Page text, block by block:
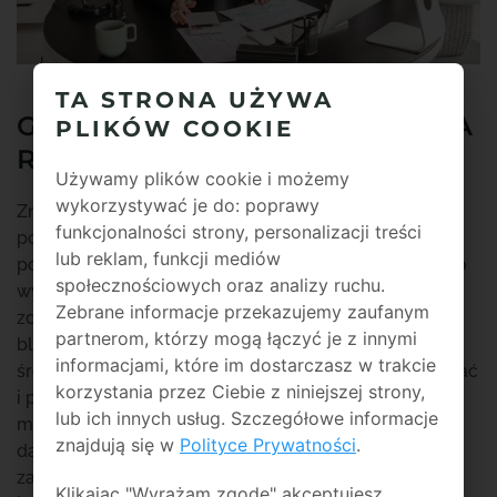
GDZIE POSZUKIWAĆ BIURA
RACHUNKOWEGO?
Znalezienie odpowiedniegobiura księgowego
powinno być trudne, gdyż współcześnie wiele
podmiotów świadczy tego typu usługi. Bardzo często
wybranie najlepszej dla siebie oferty, opiera się na
zdobyciu odpowiednich informacji wśród rodziny czy
bliskich znajomych. Opinie, funkcjonujące w
środowisku, pozwalają biurom rachunkowym zyskiwać
i poszerzać grono klientów. Jeśli nie mamy jednak
możliwości pozyskania wskazówek u bliższych czy
dalszych znajomych, warto sprawdzić również opinie,
zamieszczane na różnego rodzaju portalach
TA STRONA UŻYWA
PLIKÓW COOKIE
Używamy plików cookie i możemy
wykorzystywać je do: poprawy
funkcjonalności strony, personalizacji treści
lub reklam, funkcji mediów
społecznościowych oraz analizy ruchu.
Zebrane informacje przekazujemy zaufanym
partnerom, którzy mogą łączyć je z innymi
informacjami, które im dostarczasz w trakcie
korzystania przez Ciebie z niniejszej strony,
lub ich innych usług. Szczegółowe informacje
znajdują się w Polityce Prywatności.